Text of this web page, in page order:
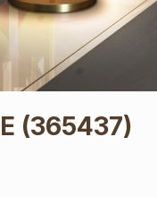
(365437)